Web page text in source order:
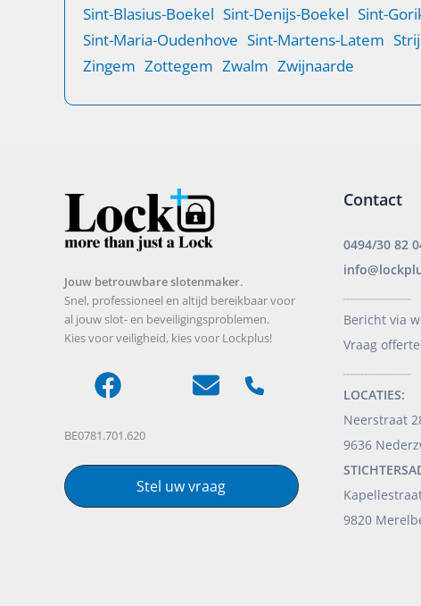
Sint-Blasius-Boekel Sint-Denijs-Boekel Sint-
Sint-Maria-Oudenhove Sint-Martens-Latem
Zingem Zottegem Zwalm Zwijnaarde
Jouw betrouwbare slotenmaker.
Snel, professioneel en altijd bereikbaar voor
al jouw slot- en beveiligingsproblemen.
Kies voor veiligheid, kies voor Lockplus!
BE0781.701.620
Stel uw vraag
Contact
0494/30 82
Bericht via
Vraag offerte
LOCATIES:
Neerstraat
9636
9820